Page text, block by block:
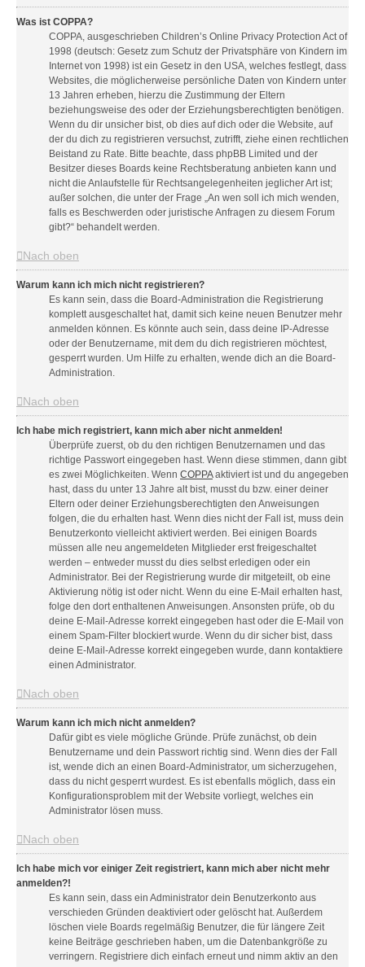
Was ist COPPA?
COPPA, ausgeschrieben Children’s Online Privacy Protection Act of
1998 (deutsch: Gesetz zum Schutz der Privatsphäre von Kindern im
Internet von 1998) ist ein Gesetz in den USA, welches festlegt, dass
Websites, die möglicherweise persönliche Daten von Kindern unter
13 Jahren erheben, hierzu die Zustimmung der Eltern
beziehungsweise des oder der Erziehungsberechtigten benötigen.
Wenn du dir unsicher bist, ob dies auf dich oder die Website, auf
der du dich zu registrieren versuchst, zutrifft, ziehe einen rechtlichen
Beistand zu Rate. Bitte beachte, dass phpBB Limited und der
Besitzer dieses Boards keine Rechtsberatung anbieten kann und
nicht die Anlaufstelle für Rechtsangelegenheiten jeglicher Art ist;
außer solchen, die unter der Frage „An wen soll ich mich wenden,
falls es Beschwerden oder juristische Anfragen zu diesem Forum
gibt?“ behandelt werden.
Nach oben
Warum kann ich mich nicht registrieren?
Es kann sein, dass die Board-Administration die Registrierung
komplett ausgeschaltet hat, damit sich keine neuen Benutzer mehr
anmelden können. Es könnte auch sein, dass deine IP-Adresse
oder der Benutzername, mit dem du dich registrieren möchtest,
gesperrt wurden. Um Hilfe zu erhalten, wende dich an die Board-
Administration.
Nach oben
Ich habe mich registriert, kann mich aber nicht anmelden!
Überprüfe zuerst, ob du den richtigen Benutzernamen und das
richtige Passwort eingegeben hast. Wenn diese stimmen, dann gibt
es zwei Möglichkeiten. Wenn COPPAaktiviert ist und du angegeben
hast, dass du unter 13 Jahre alt bist, musst du bzw. einer deiner
Eltern oder deiner Erziehungsberechtigten den Anweisungen
folgen, die du erhalten hast. Wenn dies nicht der Fall ist, muss dein
Benutzerkonto vielleicht aktiviert werden. Bei einigen Boards
müssen alle neu angemeldeten Mitglieder erst freigeschaltet
werden – entweder musst du dies selbst erledigen oder ein
Administrator. Bei der Registrierung wurde dir mitgeteilt, ob eine
Aktivierung nötig ist oder nicht. Wenn du eine E-Mail erhalten hast,
folge den dort enthaltenen Anweisungen. Ansonsten prüfe, ob du
deine E-Mail-Adresse korrekt eingegeben hast oder die E-Mail von
einem Spam-Filter blockiert wurde. Wenn du dir sicher bist, dass
deine E-Mail-Adresse korrekt eingegeben wurde, dann kontaktiere
einen Administrator.
Nach oben
Warum kann ich mich nicht anmelden?
Dafür gibt es viele mögliche Gründe. Prüfe zunächst, ob dein
Benutzername und dein Passwort richtig sind. Wenn dies der Fall
ist, wende dich an einen Board-Administrator, um sicherzugehen,
dass du nicht gesperrt wurdest. Es ist ebenfalls möglich, dass ein
Konfigurationsproblem mit der Website vorliegt, welches ein
Administrator lösen muss.
Nach oben
Ich habe mich vor einiger Zeit registriert, kann mich aber nicht mehr
anmelden?!
Es kann sein, dass ein Administrator dein Benutzerkonto aus
verschieden Gründen deaktiviert oder gelöscht hat. Außerdem
löschen viele Boards regelmäßig Benutzer, die für längere Zeit
keine Beiträge geschrieben haben, um die Datenbankgröße zu
verringern. Registriere dich einfach erneut und nimm aktiv an den